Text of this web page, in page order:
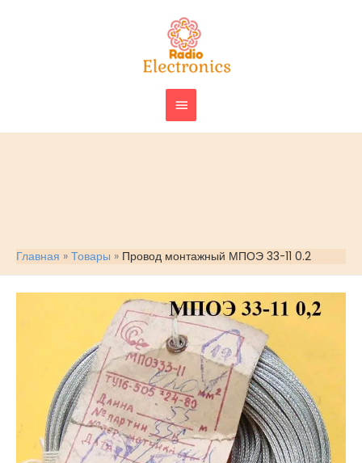
ГЛАВНОЕ
МЕНЮ
Главная Товары Провод монтажный МПОЭ 33-11 0.2